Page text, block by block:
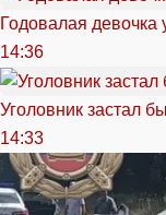
Годовалая девочка
14:36
Уголовник застал
14:33